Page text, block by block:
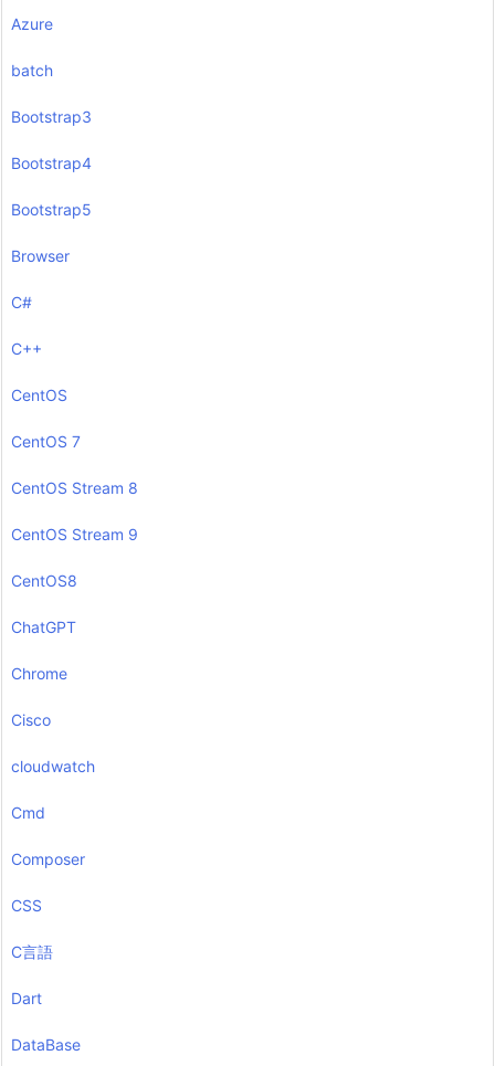
Azure
batch
Bootstrap3
Bootstrap4
Bootstrap5
Browser
C#
C++
CentOS
CentOS 7
CentOS Stream 8
CentOS Stream 9
CentOS8
ChatGPT
Chrome
Cisco
cloudwatch
Cmd
Composer
CSS
C言語
Dart
DataBase